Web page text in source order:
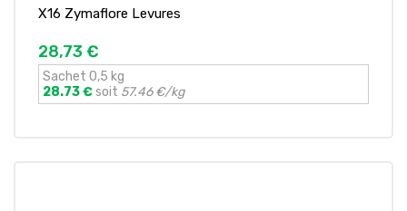
X16 Zymaflore Levures
28,73 €
Sachet 0,5 kg
28.73 €soit 57.46 €/kg